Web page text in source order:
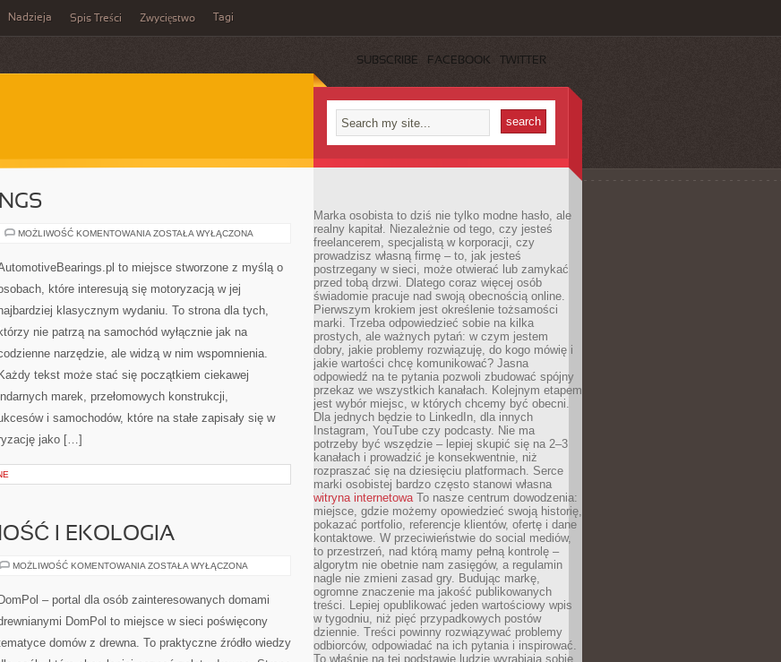
Nadzieja Spis Treści Zwycięstwo Tagi
SUBSCRIBE FACEBOOK TWITTER
MOŻLIWOŚĆ KOMENTOWANIA AUTOMOTIVEBEARINGS
ZOSTAŁA WYŁĄCZONA
to miejsce stworzone z myślą o
które interesują się motoryzacją w jej
klasycznym wydaniu. To strona dla tych,
którzy nie patrzą na samochód wyłącznie jak na
narzędzie, ale widzą w nim wspomnienia.
Każdy tekst może stać się początkiem ciekawej
marek, przełomowych konstrukcji,
i samochodów, które na stałe zapisały się w
jako […]
I EKOLOGIA
MOŻLIWOŚĆ KOMENTOWANIA ENERGOOSZCZĘDNOŚĆ
ZOSTAŁA WYŁĄCZONA
DomPol – portal dla osób zainteresowanych domami
DomPol to miejsce w sieci poświęcony
domów z drewna. To praktyczne źródło wiedzy
Marka osobista to dziś nie tylko modne hasło, ale
realny kapitał. Niezależnie od tego, czy jesteś
freelancerem, specjalistą w korporacji, czy
prowadzisz własną firmę – to, jak jesteś
postrzegany w sieci, może otwierać lub zamykać
przed tobą drzwi. Dlatego coraz więcej osób
świadomie pracuje nad swoją obecnością online.
Pierwszym krokiem jest określenie tożsamości
marki. Trzeba odpowiedzieć sobie na kilka
prostych, ale ważnych pytań: w czym jestem
dobry, jakie problemy rozwiązuję, do kogo mówię i
jakie wartości chcę komunikować? Jasna
odpowiedź na te pytania pozwoli zbudować spójny
przekaz we wszystkich kanałach. Kolejnym etapem
jest wybór miejsc, w których chcemy być obecni.
Dla jednych będzie to LinkedIn, dla innych
Instagram, YouTube czy podcasty. Nie ma
potrzeby być wszędzie – lepiej skupić się na 2–3
kanałach i prowadzić je konsekwentnie, niż
rozpraszać się na dziesięciu platformach. Serce
marki osobistej bardzo często stanowi własna
witryna internetowaTo nasze centrum dowodzenia:
miejsce, gdzie możemy opowiedzieć swoją historię,
pokazać portfolio, referencje klientów, ofertę i dane
kontaktowe. W przeciwieństwie do social mediów,
to przestrzeń, nad którą mamy pełną kontrolę –
algorytm nie obetnie nam zasięgów, a regulamin
nagle nie zmieni zasad gry. Budując markę,
ogromne znaczenie ma jakość publikowanych
treści. Lepiej opublikować jeden wartościowy wpis
w tygodniu, niż pięć przypadkowych postów
dziennie. Treści powinny rozwiązywać problemy
odbiorców, odpowiadać na ich pytania i inspirować.
To właśnie na tej podstawie ludzie wyrabiają sobie